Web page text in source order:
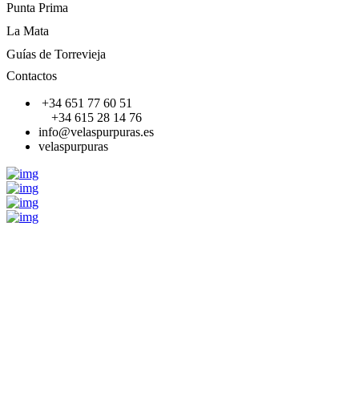
Punta Prima
La Mata
Guías de Torrevieja
Contactos
+34 651 77 60 51
+34 615 28 14 76
info@velaspurpuras.es
velaspurpuras